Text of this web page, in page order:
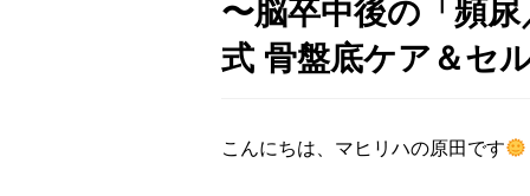
〜脳卒中後の「頻
式 骨盤底ケア＆セ
こんにちは、マヒリハの原田です